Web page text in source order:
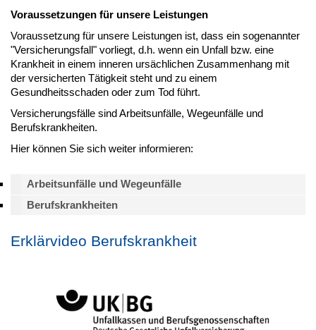
Voraussetzungen für unsere Leistungen
Voraussetzung für unsere Leistungen ist, dass ein sogenannter
"Versicherungsfall" vorliegt, d.h. wenn ein Unfall bzw. eine
Krankheit in einem inneren ursächlichen Zusammenhang mit
der versicherten Tätigkeit steht und zu einem
Gesundheitsschaden oder zum Tod führt.
Versicherungsfälle sind Arbeitsunfälle, Wegeunfälle und
Berufskrankheiten.
Hier können Sie sich weiter informieren:
Arbeitsunfälle und Wegeunfälle
Berufskrankheiten
Erklärvideo Berufskrankheit